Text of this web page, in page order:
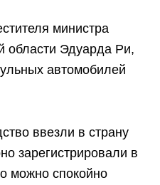
министра
области Эдуарда Ри,
автомобилей
ввезли в страну
зарегистрировали в
можно спокойно